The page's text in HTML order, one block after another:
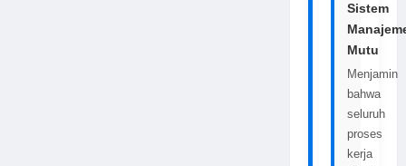
Sistem
Mutu
Menjamin
bahwa
seluruh
proses
kerja